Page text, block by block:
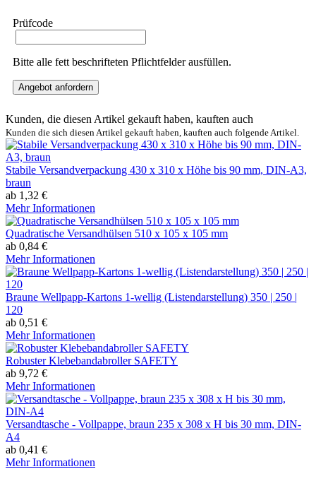
Prüfcode
Bitte alle fett beschrifteten Pflichtfelder ausfüllen.
Angebot anfordern
Kunden, die diesen Artikel gekauft haben, kauften auch
Kunden die sich diesen Artikel gekauft haben, kauften auch folgende Artikel.
Stabile Versandverpackung 430 x 310 x Höhe bis 90 mm, DIN-A3,
braun
ab 1,32 €
Mehr Informationen
Quadratische Versandhülsen 510 x 105 x 105 mm
ab 0,84 €
Mehr Informationen
Braune Wellpapp-Kartons 1-wellig (Listendarstellung) 350 | 250 |
120
ab 0,51 €
Mehr Informationen
Robuster Klebebandabroller SAFETY
ab 9,72 €
Mehr Informationen
Versandtasche - Vollpappe, braun 235 x 308 x H bis 30 mm, DIN-
A4
ab 0,41 €
Mehr Informationen